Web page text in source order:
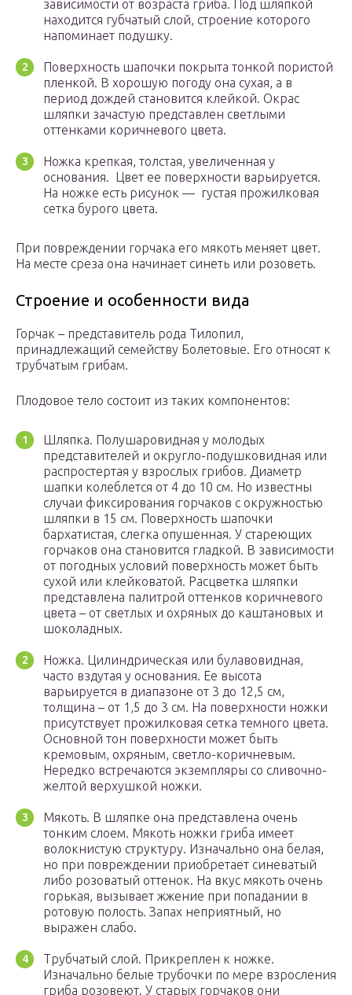
зависимости от возраста гриба. Под шляпкой
находится губчатый слой, строение которого
напоминает подушку.
Поверхность шапочки покрыта тонкой пористой
пленкой. В хорошую погоду она сухая, а в
период дождей становится клейкой. Окрас
шляпки зачастую представлен светлыми
оттенками коричневого цвета.
Ножка крепкая, толстая, увеличенная у
основания. Цвет ее поверхности варьируется.
На ножке есть рисунок — густая прожилковая
сетка бурого цвета.
При повреждении горчака его мякоть меняет цвет.
На месте среза она начинает синеть или розоветь.
Строение и особенности вида
Горчак – представитель рода Тилопил,
принадлежащий семейству Болетовые. Его относят к
трубчатым грибам.
Плодовое тело состоит из таких компонентов:
Шляпка. Полушаровидная у молодых
представителей и округло-подушковидная или
распростертая у взрослых грибов. Диаметр
шапки колеблется от 4 до 10 см. Но известны
случаи фиксирования горчаков с окружностью
шляпки в 15 см. Поверхность шапочки
бархатистая, слегка опушенная. У стареющих
горчаков она становится гладкой. В зависимости
от погодных условий поверхность может быть
сухой или клейковатой. Расцветка шляпки
представлена палитрой оттенков коричневого
цвета – от светлых и охряных до каштановых и
шоколадных.
Ножка. Цилиндрическая или булавовидная,
часто вздутая у основания. Ее высота
варьируется в диапазоне от 3 до 12,5 см,
толщина – от 1,5 до 3 см. На поверхности ножки
присутствует прожилковая сетка темного цвета.
Основной тон поверхности может быть
кремовым, охряным, светло-коричневым.
Нередко встречаются экземпляры со сливочно-
желтой верхушкой ножки.
Мякоть. В шляпке она представлена очень
тонким слоем. Мякоть ножки гриба имеет
волокнистую структуру. Изначально она белая,
но при повреждении приобретает синеватый
либо розоватый оттенок. На вкус мякоть очень
горькая, вызывает жжение при попадании в
ротовую полость. Запах неприятный, но
выражен слабо.
Трубчатый слой. Прикреплен к ножке.
Изначально белые трубочки по мере взросления
гриба розовеют. У старых горчаков они